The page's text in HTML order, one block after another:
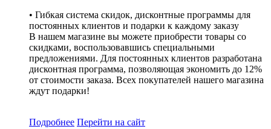
• Гибкая система скидок, дисконтные программы для
постоянных клиентов и подарки к каждому заказу
В нашем магазине вы можете приобрести товары со
скидками, воспользовавшись специальными
предложениями. Для постоянных клиентов разработана
дисконтная программа, позволяющая экономить до 12%
от стоимости заказа. Всех покупателей нашего магазина
ждут подарки!
Подробнее Перейти на сайт